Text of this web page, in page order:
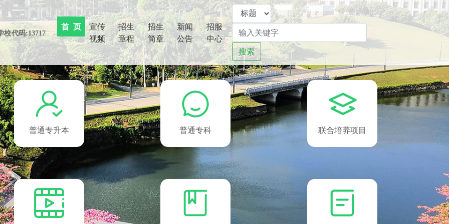
首 页(current)
宣传
视频
招生
章程
招生
简章
新闻
公告
招服
中心
搜索
普通专升本 普通专科 联合培养项目